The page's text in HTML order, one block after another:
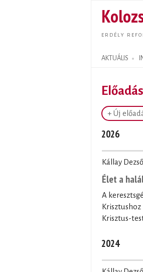
ERDÉLY
AKTUÁLIS
Search form
+ Új
2026
Kállay
Élet a
A
Krisztus-
2024